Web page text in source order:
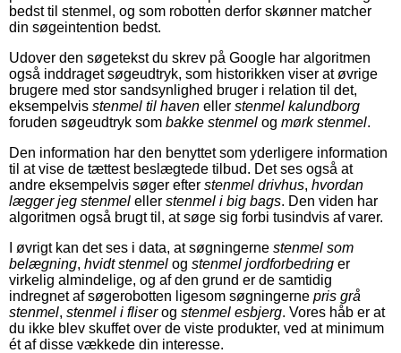
bedst til stenmel, og som robotten derfor skønner matcher
din søgeintention bedst.
Udover den søgetekst du skrev på Google har algoritmen
også inddraget søgeudtryk, som historikken viser at øvrige
brugere med stor sandsynlighed bruger i relation til det,
eksempelvis stenmel til haven eller stenmel kalundborg
foruden søgeudtryk som bakke stenmel og mørk stenmel.
Den information har den benyttet som yderligere information
til at vise de tættest beslægtede tilbud. Det ses også at
andre eksempelvis søger efter stenmel drivhus, hvordan
lægger jeg stenmel eller stenmel i big bags. Den viden har
algoritmen også brugt til, at søge sig forbi tusindvis af varer.
I øvrigt kan det ses i data, at søgningerne stenmel som
belægning, hvidt stenmel og stenmel jordforbedring er
virkelig almindelige, og af den grund er de samtidig
indregnet af søgerobotten ligesom søgningerne pris grå
stenmel, stenmel i fliserog stenmel esbjerg. Vores håb er at
du ikke blev skuffet over de viste produkter, ved at minimum
ét af disse vækkede din interesse.